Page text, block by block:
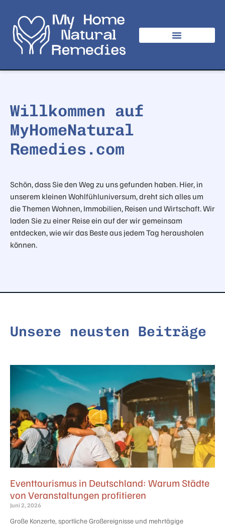
Willkommen auf
MyHomeNatural
Remedies.com
Schön, dassSie den Weg zu uns gefunden haben. Hier, in
unserem kleinen Wohlfühluniversum, dreht sich alles um
die Themen Wohnen, Immobilien, Reisen und Wirtschaft. Wir
laden Sie zu einer Reise ein auf der wir gemeinsam
entdecken, wie wir das Beste aus jedem Tag herausholen
können.
Unsere neusten Beiträge
Eventtourismus in Deutschland: Warum Städte
von Veranstaltungen profitieren
Juni 2, 2026
Große Konzerte, sportliche Großereignisse und mehrtägige